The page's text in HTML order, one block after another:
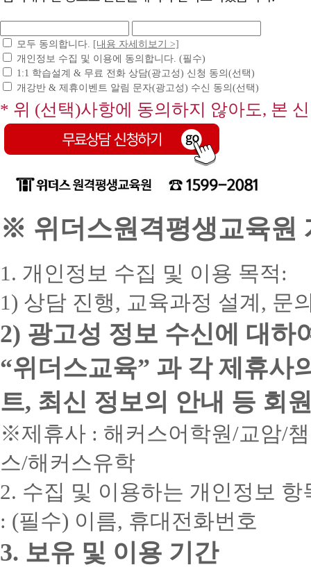
모두 동의합니다.
[내용 자세히보기 >]
개인정보 수집 및 이용에 동의합니다. (필수)
1:1 학습설계 & 무료 전화 상담(광고성) 신청 동의(선택)
개강반 & 제휴이벤트 알림 문자(광고성) 수신 동의(선택)
* 위 (선택)사항에 동의하지 않아도, 본
※ 위더스원격평생교육원
1. 개인정보 수집 및 이용 목적:
1) 상담 진행, 교육과정 설계, 문
2) 광고성 정보 수신에 대하
“위더스교육” 과 각 제휴사
트, 최신 정보의 안내 등 회
※제휴사 : 해커스어학원/교암/
스/해커스유학
2. 수집 및 이용하는 개인정보 항
: (필수) 이름, 휴대전화번호
3. 보유 및 이용 기간